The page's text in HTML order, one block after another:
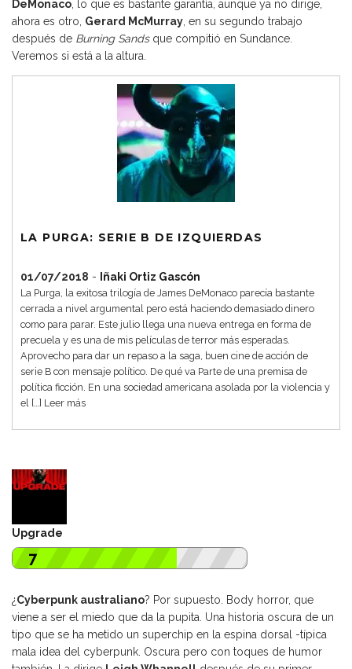
DeMonaco , lo que es bastante garantía, aunque ya no dirige,
ahora es otro, Gerard McMurray , en su segundo trabajo
después de Burning Sandsque compitió en Sundance.
Veremos si está a la altura.
LA PURGA: SERIE B DE IZQUIERDAS
01/07/2018 - Iñaki Ortiz Gascón
La Purga, la exitosa trilogía de James DeMonaco parecía bastante
cerrada a nivel argumental pero está haciendo demasiado dinero
como para parar. Este julio llega una nueva entrega en forma de
precuela y es una de mis películas de terror más esperadas.
Aprovecho para dar un repaso a la saga, buen cine de acción de
serie B con mensaje político. De qué va Parte de una premisa de
política ficción. En una sociedad americana asolada por la violencia y
el […] Leer más
Upgrade
7
¿Cyberpunk australiano? Por supuesto. Body horror, que
viene a ser el miedo que da la pupita. Una historia oscura de un
tipo que se ha metido un superchip en la espina dorsal -típica
mala idea del cyberpunk. Oscura pero con toques de humor